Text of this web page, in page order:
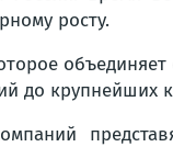
росту.
до крупнейших